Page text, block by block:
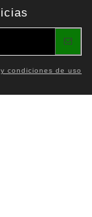
condiciones de uso